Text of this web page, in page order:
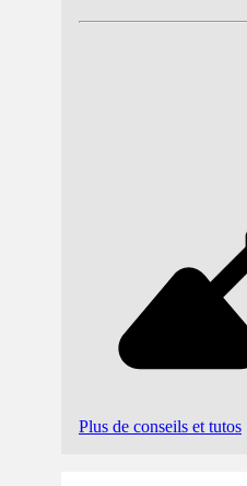
Plus de conseils et tutos